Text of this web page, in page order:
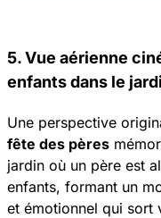
5. Vue aérienne
enfants dans le
Une perspective
fête des pères
jardin où un père est
enfants, formant un
et émotionnel qui sort